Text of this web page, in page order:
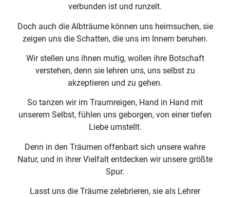
verbunden ist und runzelt.
Doch auch die Albträume können uns heimsuchen, sie
zeigen uns die Schatten, die uns im Innern beruhen.
Wir stellen uns ihnen mutig, wollen ihre Botschaft
verstehen, denn sie lehren uns, uns selbst zu
akzeptieren und zu gehen.
So tanzen wir im Traumreigen, Hand in Hand mit
unserem Selbst, fühlen uns geborgen, von einer tiefen
Liebe umstellt.
Denn in den Träumen offenbart sich unsere wahre
Natur, und in ihrer Vielfalt entdecken wir unsere größte
Spur.
Lasst uns die Träume zelebrieren, sie als Lehrer